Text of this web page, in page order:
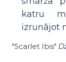
katru
izrunājot
"Scarlet Ibis"